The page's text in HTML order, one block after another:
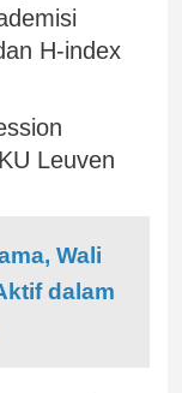
H-index
Leuven
Wali
dalam